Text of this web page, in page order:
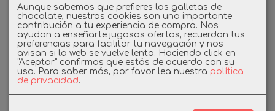
Facebook
Cupones
Aunque sabemos que prefieres las galletas de
chocolate, nuestras cookies son una importante
contribución a tu experiencia de compra. Nos
ayudan a enseñarte jugosas ofertas, recuerdan tus
preferencias para facilitar tu navegación y nos
avisan si la web se vuelve lenta. Haciendo click en
"Aceptar" confirmas que estás de acuerdo con su
uso. Para saber más, por favor lea nuestra política
de privacidad.